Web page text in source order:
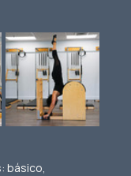
básico,